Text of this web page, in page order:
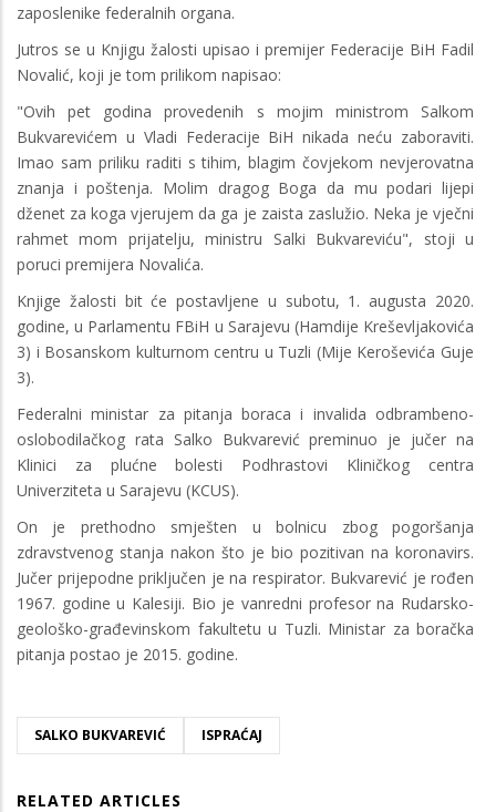
zaposlenike federalnih organa.
Jutros se u Knjigu žalosti upisao i premijer Federacije BiH Fadil
Novalić, koji je tom prilikom napisao:
"Ovih pet godina provedenih s mojim ministrom Salkom
Bukvarevićem u Vladi Federacije BiH nikada neću zaboraviti.
Imao sam priliku raditi s tihim, blagim čovjekom nevjerovatna
znanja i poštenja. Molim dragog Boga da mu podari lijepi
dženet za koga vjerujem da ga je zaista zaslužio. Neka je vječni
rahmet mom prijatelju, ministru Salki Bukvareviću", stoji u
poruci premijera Novalića.
Knjige žalosti bit će postavljene u subotu, 1. augusta 2020.
godine, u Parlamentu FBiH u Sarajevu (Hamdije Kreševljakovića
3) i Bosanskom kulturnom centru u Tuzli (Mije Keroševića Guje
3).
Federalni ministar za pitanja boraca i invalida odbrambeno-
oslobodilačkog rata Salko Bukvarević preminuo je jučer na
Klinici za plućne bolesti Podhrastovi Kliničkog centra
Univerziteta u Sarajevu (KCUS).
On je prethodno smješten u bolnicu zbog pogoršanja
zdravstvenog stanja nakon što je bio pozitivan na koronavirs.
Jučer prijepodne priključen je na respirator. Bukvarević je rođen
1967. godine u Kalesiji. Bio je vanredni profesor na Rudarsko-
geološko-građevinskom fakultetu u Tuzli. Ministar za boračka
pitanja postao je 2015. godine.
SALKO BUKVAREVIĆ ISPRAĆAJ
RELATED ARTICLES